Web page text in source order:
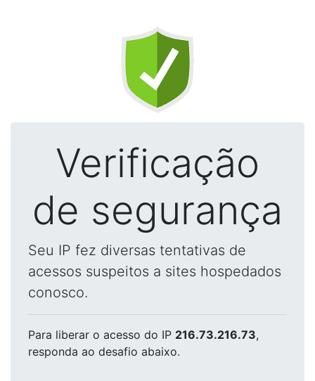
Verificação
de segurança
Seu IP fez diversas tentativas de
acessos suspeitos a sites hospedados
conosco.
Para liberar o acesso do IP 216.73.216.73,
responda ao desafio abaixo.